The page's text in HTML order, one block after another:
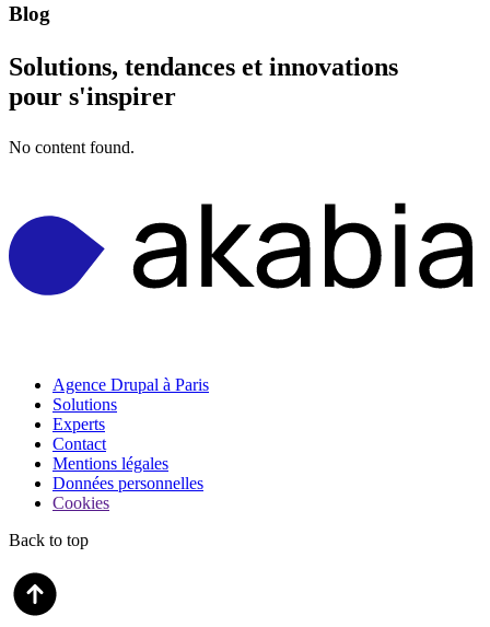
Blog
Solutions, tendances et innovations
pour s'inspirer
No content found.
Agence Drupal à Paris
Solutions
Experts
Contact
Mentions légales
Données personnelles
Cookies
Back to top